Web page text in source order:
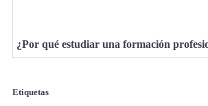
¿Por qué estudiar una formación
Etiquetas